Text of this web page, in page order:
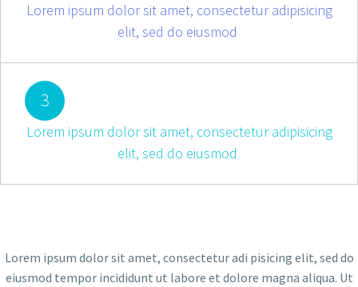
Lorem ipsum dolor sit amet, consectetur adipisicing
elit, sed do eiusmod
3
Lorem ipsum dolor sit amet, consectetur adipisicing
elit, sed do eiusmod
Lorem ipsum dolor sit amet, consectetur adi pisicing elit, sed do
eiusmod tempor incididunt ut labore et dolore magna aliqua. Ut